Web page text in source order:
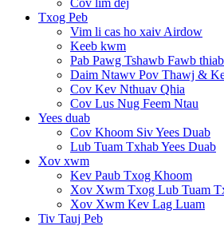
Cov lim dej
Txog Peb
Vim li cas ho xaiv Airdow
Keeb kwm
Pab Pawg Tshawb Fawb
Daim Ntawv Pov Thawj &
Cov Kev Nthuav Qhia
Cov Lus Nug Feem Ntau
Yees duab
Cov Khoom Siv Yees Duab
Lub Tuam Txhab Yees Duab
Xov xwm
Kev Paub Txog Khoom
Xov Xwm Txog Lub Tuam
Xov Xwm Kev Lag Luam
Tiv Tauj Peb